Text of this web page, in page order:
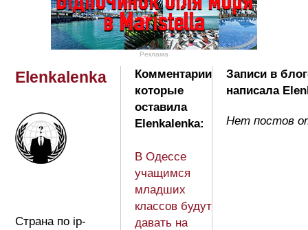
Реклама
Elenkalenka
Страна по ip-
Комментарии
которые
оставила
Elenkalenka:
В Одессе
учащимся
младших
классов будут
давать на
Записи в
написала
Нет постов